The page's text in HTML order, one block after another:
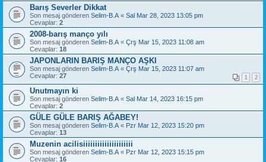
Barış Severler Dikkat
Son mesaj gönderen Selim-B.A « Sal Mar 28, 2023 13:05 pm
Cevaplar: 2
2008-barış manço yılı
Son mesaj gönderen Selim-B.A « Çrş Mar 15, 2023 11:08 am
Cevaplar: 18
JAPONLARIN BARIŞ MANÇO AŞKI
Son mesaj gönderen Selim-B.A « Çrş Mar 15, 2023 11:07 am
Cevaplar: 27 1 2
Unutmayın ki
Son mesaj gönderen Selim-B.A « Sal Mar 14, 2023 16:15 pm
Cevaplar: 2
GÜLE GÜLE BARIŞ AĞABEY!
Son mesaj gönderen Selim-B.A « Pzr Mar 12, 2023 15:20 pm
Cevaplar: 13
Muzenin acilisiiiiiiiiiiiiiiiiiiiii
Son mesaj gönderen Selim-B.A « Pzr Mar 12, 2023 15:15 pm
Cevaplar: 16